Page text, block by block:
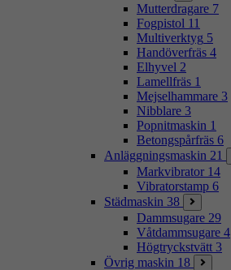
Mutterdragare 7
Fogpistol 11
Multiverktyg 5
Handöverfräs 4
Elhyvel 2
Lamellfräs 1
Mejselhammare 3
Nibblare 3
Popnitmaskin 1
Betongspårfräs 6
Anläggningsmaskin 21
Markvibrator 14
Vibratorstamp 6
Städmaskin 38
Dammsugare 29
Våtdammsugare 4
Högtryckstvätt 3
Övrig maskin 18